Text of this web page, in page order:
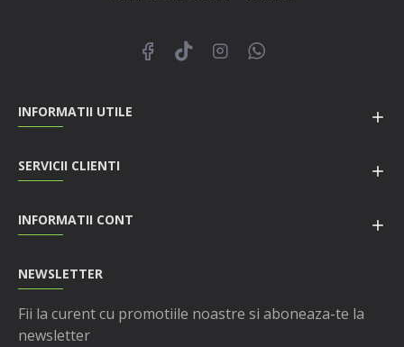
INFORMATII UTILE
SERVICII CLIENTI
INFORMATII CONT
NEWSLETTER
Fii la curent cu promotiile noastre si aboneaza-te la
newsletter